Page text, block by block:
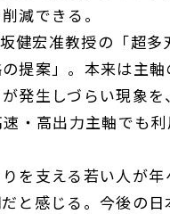
減できる。
健宏准教授の「超多
提案」。本来は主軸
発生しづらい現象を
・高出力主軸でも
を支える若い人が年
と感じる。今後の日